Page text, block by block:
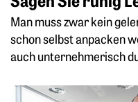
Man muss zwar kein
schon selbst anpacken
auch unternehmerisch
Weiterlesen: Mit E-Bikes